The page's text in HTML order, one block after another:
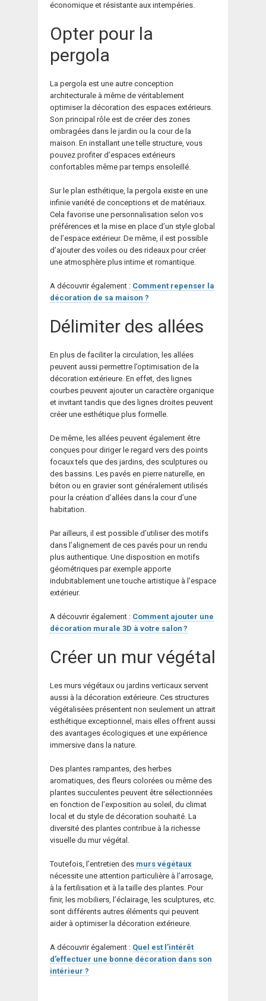
économique et résistante aux intempéries.
Opter pour la
pergola
La pergola est une autre conception
architecturale à même de véritablement
optimiser la décoration des espaces extérieurs.
Son principal rôle est de créer des zones
ombragées dans le jardin ou la cour de la
maison. En installant une telle structure, vous
pouvez profiter d’espaces extérieurs
confortables même par temps ensoleillé.
Sur le plan esthétique, la pergola existe en une
infinie variété de conceptions et de matériaux.
Cela favorise une personnalisation selon vos
préférences et la mise en place d’un style global
de l’espace extérieur. De même, il est possible
d’ajouter des voiles ou des rideaux pour créer
une atmosphère plus intime et romantique.
A découvrir également : Comment repenser la
décoration de sa maison ?
Délimiter des allées
En plus de faciliter la circulation, les allées
peuvent aussi permettre l’optimisation de la
décoration extérieure. En effet, des lignes
courbes peuvent ajouter un caractère organique
et invitant tandis que des lignes droites peuvent
créer une esthétique plus formelle.
De même, les allées peuvent également être
conçues pour diriger le regard vers des points
focaux tels que des jardins, des sculptures ou
des bassins. Les pavés en pierre naturelle, en
béton ou en gravier sont généralement utilisés
pour la création d’allées dans la cour d’une
habitation.
Par ailleurs, il est possible d’utiliser des motifs
dans l’alignement de ces pavés pour un rendu
plus authentique. Une disposition en motifs
géométriques par exemple apporte
indubitablement une touche artistique à l’espace
extérieur.
A découvrir également : Comment ajouter une
décoration murale 3D à votre salon ?
Créer un mur végétal
Les murs végétaux ou jardins verticaux servent
aussi à la décoration extérieure. Ces structures
végétalisées présentent non seulement un attrait
esthétique exceptionnel, mais elles offrent aussi
des avantages écologiques et une expérience
immersive dans la nature.
Des plantes rampantes, des herbes
aromatiques, des fleurs colorées ou même des
plantes succulentes peuvent être sélectionnées
en fonction de l’exposition au soleil, du climat
local et du style de décoration souhaité. La
diversité des plantes contribue à la richesse
visuelle du mur végétal.
Toutefois, l’entretien des murs végétaux
nécessite une attention particulière à l’arrosage,
à la fertilisation et à la taille des plantes. Pour
finir, les mobiliers, l’éclairage, les sculptures, etc.
sont différents autres éléments qui peuvent
aider à optimiser la décoration extérieure.
A découvrir également : Quel est l’intérêt
d’effectuer une bonne décoration dans son
intérieur ?